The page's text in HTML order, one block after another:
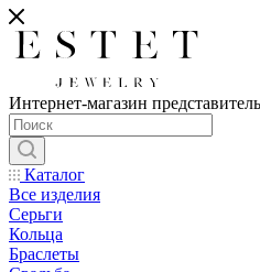
Интернет-магазин
Каталог
Все изделия
Серьги
Кольца
Браслеты